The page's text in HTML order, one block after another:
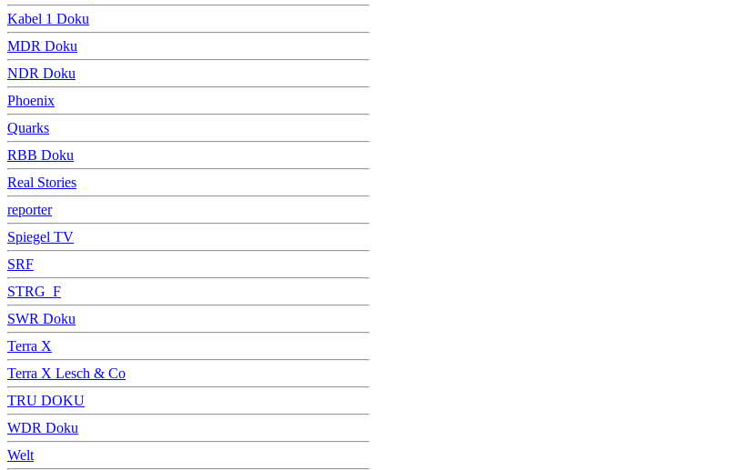
Kabel 1 Doku
MDR Doku
NDR Doku
Phoenix
Quarks
RBB Doku
Real Stories
reporter
Spiegel TV
SRF
STRG_F
SWR Doku
Terra X
Terra X Lesch & Co
TRU DOKU
WDR Doku
Welt